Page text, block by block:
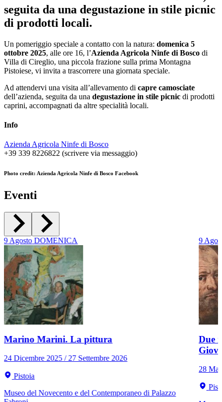
seguita da una degustazione in stile picnic
di prodotti locali.
Un pomeriggio speciale a contatto con la natura: domenica 5
ottobre 2025, alle ore 16, l’Azienda Agricola Ninfe di Bosco di
Villa di Cireglio, una piccola frazione sulla prima Montagna
Pistoiese, vi invita a trascorrere una giornata speciale.
Ad attendervi una visita all’allevamento di capre camosciate
dell’azienda, seguita da una degustazione in stile picnic di prodotti
caprini, accompagnati da altre specialità locali.
Info
Azienda Agricola Ninfe di Bosco
+39 339 8226822 (scrivere via messaggio)
Photo credit: Azienda Agricola Ninfe di Bosco Facebook
Eventi
9Agosto DOMENICA
Marino Marini. La pittura
24 Dicembre 2025 / 27 Settembre 2026
Pistoia
Museo del Novecento e del Contemporaneo di Palazzo
9
Due
28